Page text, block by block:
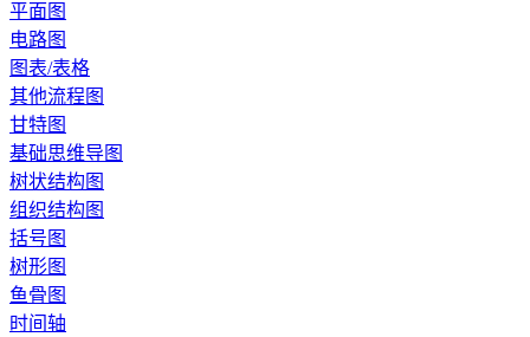
平面图
电路图
图表/表格
其他流程图
甘特图
基础思维导图
树状结构图
组织结构图
括号图
树形图
鱼骨图
时间轴